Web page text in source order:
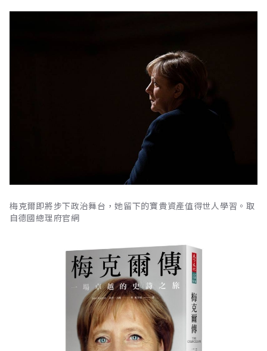
梅克爾即將步下政治舞台，她留下的寶貴資產值得世人學習。取
自德國總理府官網